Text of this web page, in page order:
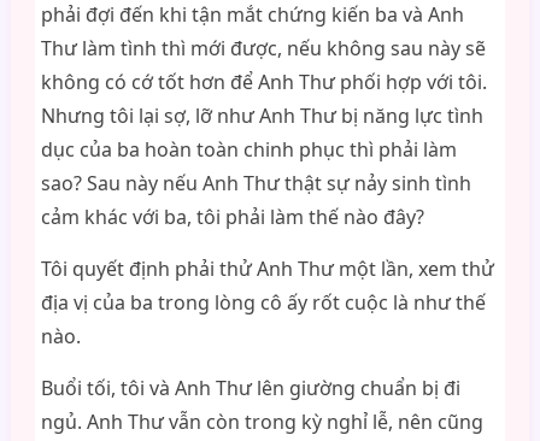
phải đợi đến khi tận mắt chứng kiến ba và Anh
Thư làm tình thì mới được, nếu không sau này sẽ
không có cớ tốt hơn để Anh Thư phối hợp với tôi.
Nhưng tôi lại sợ, lỡ như Anh Thư bị năng lực tình
dục của ba hoàn toàn chinh phục thì phải làm
sao? Sau này nếu Anh Thư thật sự nảy sinh tình
cảm khác với ba, tôi phải làm thế nào đây?
Tôi quyết định phải thử Anh Thư một lần, xem thử
địa vị của ba trong lòng cô ấy rốt cuộc là như thế
nào.
Buổi tối, tôi và Anh Thư lên giường chuẩn bị đi
ngủ. Anh Thư vẫn còn trong kỳ nghỉ lễ, nên cũng